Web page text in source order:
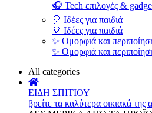
🎧 Tech επιλογές &
🎈 Ιδέες για παιδιά
🎈 Ιδέες για παιδιά
✨ Ομορφιά και
✨ Ομορφιά και
All categories
ΕΙΔΗ ΣΠΙΤΙΟΥ
βρείτε τα καλύτερα οικιακά της